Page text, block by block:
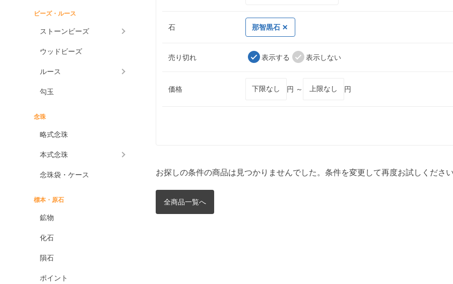
ビーズ・ルース
ストーンビーズ
ウッドビーズ
ルース
勾玉
念珠
略式念珠
本式念珠
念珠袋・ケース
標本・原石
鉱物
化石
隕石
ポイント
石 那智黒石
売り切れ 表示する 表示しない
価格 円 ～ 円
お探しの条件の商品は見つかりませんでした。条件を変更して再度お試しください
全商品一覧へ